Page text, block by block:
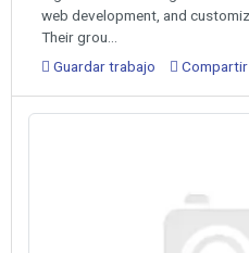
web development, and
Their grou...
Guardar trabajo